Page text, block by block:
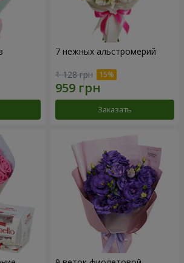
7 нежных альстромерий
1 128 грн
Заказать